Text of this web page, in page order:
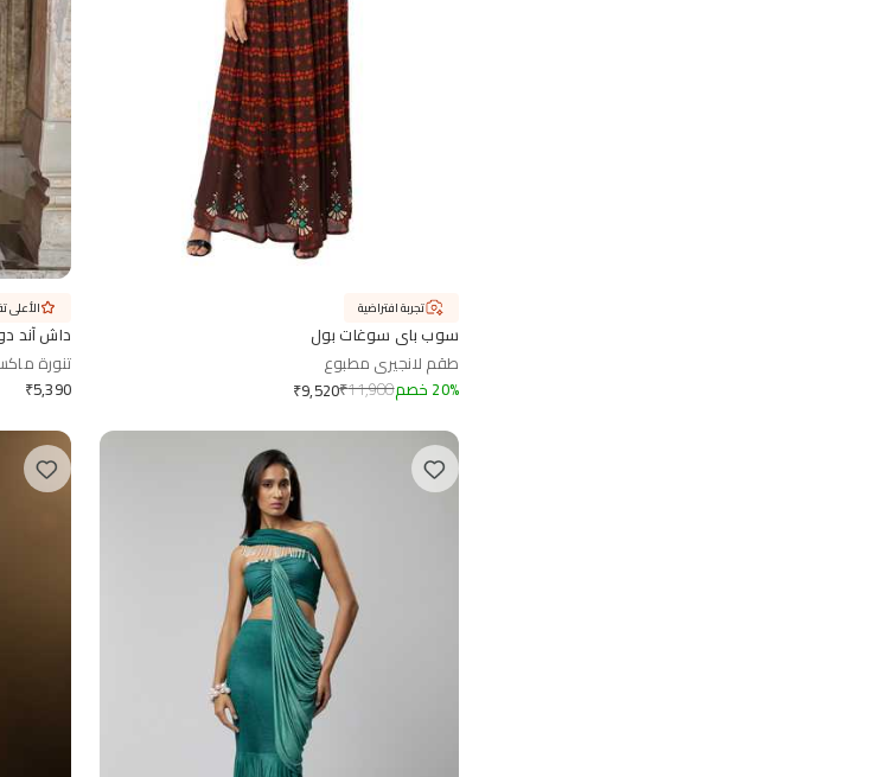
سوب باي سوغات بول
طقم لانجيري مطبوع
₹9,520₹11,900 20% خصم
تجربة افتراضية
داش آند
تنورة
₹5,390
الأعلى